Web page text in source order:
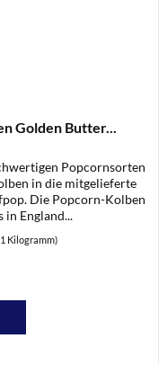
Golden Butter...
Popcornsorten
in die mitgelieferte
Die Popcorn-Kolben
in England...
Kilogramm)